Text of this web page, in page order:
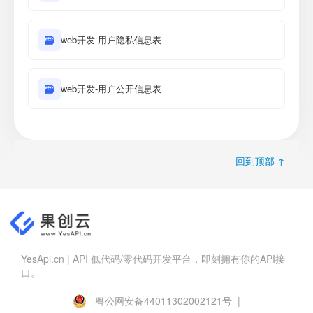
🗃 web开发-用户隐私信息表
🗃 web开发-用户公开信息表
回到顶部 ↑
YesApi.cn | API 低代码/零代码开发平台，即刻拥有你的API接
口。
粤公网安备44011302002121号 |